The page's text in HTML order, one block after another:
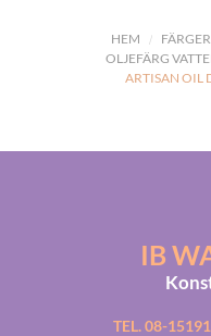
HEM
OLJEFÄRG
ARTISAN OIL
IB
TEL. 08-